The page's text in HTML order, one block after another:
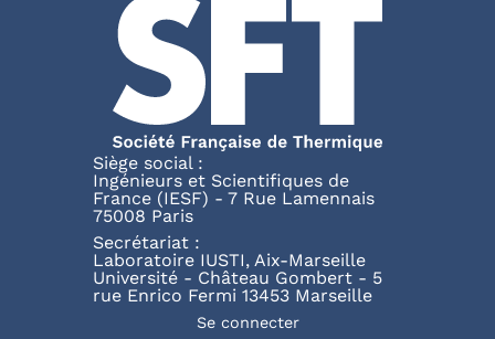
Siège social :
Ingénieurs et Scientifiques de
France (IESF) - 7 Rue Lamennais
75008 Paris
Secrétariat :
Laboratoire IUSTI, Aix-Marseille
Université - Château Gombert - 5
rue Enrico Fermi 13453 Marseille
Menu du compte de
Se connecter